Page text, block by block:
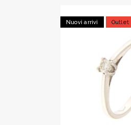
Nuovi arrivi Outlet